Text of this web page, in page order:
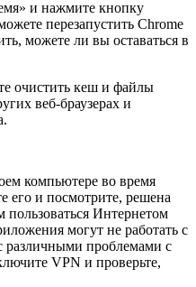
и нажмите кнопку
перезапустить Chrome
можете ли вы оставаться в
очистить кеш и файлы
веб-браузерах и
компьютере во время
его и посмотрите, решена
пользоваться Интернетом
могут не работать с
различными проблемами с
VPN и проверьте,